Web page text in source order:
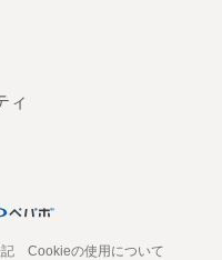
ィ
Cookieの使用について